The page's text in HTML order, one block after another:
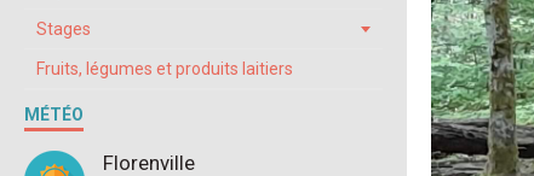
Stages
Fruits, légumes et produits laitiers
MÉTÉO
Florenville